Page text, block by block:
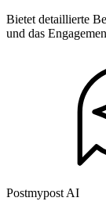
Bietet detaillierte
und das
Postmypost AI